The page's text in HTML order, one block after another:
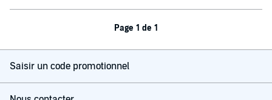
Page 1 de 1
Saisir un code promotionnel